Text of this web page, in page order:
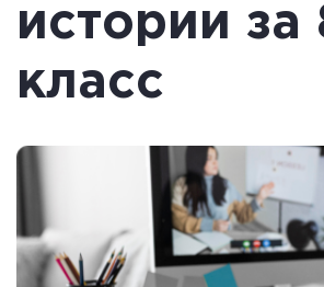
истории за
класс